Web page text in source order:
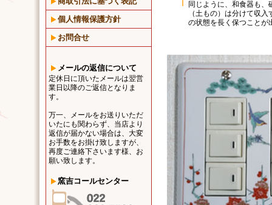
個人情報保護方針
お問合せ
メールの返信について
定休日に頂いたメールは翌営
業日以降のご返信となりま
す。
万一、メールをお送りいただ
いたにも関わらず、当店より
返信が届かない場合は、大変
お手数をお掛け致しますが、
再度ご連絡下さいます様、お
願い致します。
窯吉コールセンター
同じように、和食器も、
（土もの）は分けて収
の状態を長く保つことが